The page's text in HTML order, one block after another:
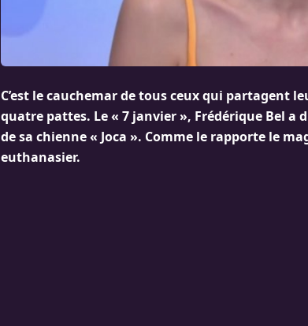
C’est le cauchemar de tous ceux qui partagent
quatre pattes. Le « 7 janvier », Frédérique Bel a
de sa chienne « Joca ». Comme le rapporte le
euthanasier.